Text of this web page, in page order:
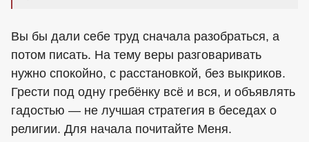
Вы бы дали себе труд сначала разобраться, а
потом писать. На тему веры разговаривать
нужно спокойно, с расстановкой, без выкриков.
Грести под одну гребёнку всё и вся, и объявлять
гадостью — не лучшая стратегия в беседах о
религии. Для начала почитайте Меня.